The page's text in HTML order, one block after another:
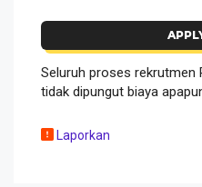
Seluruh proses rekrutmen
tidak dipungut biaya
Laporkan